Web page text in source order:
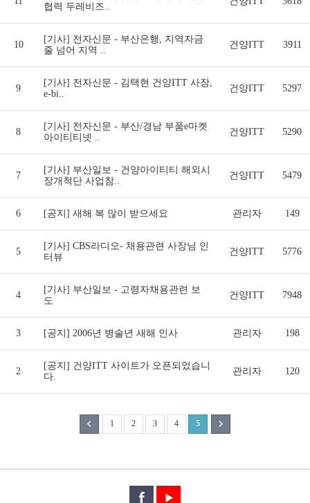
협력 두레비즈..
10
[기사] 전자신문 - 부산은행, 지역자금
줄 넘어 지역 ..
건양ITT 3911
9
[기사] 전자신문 - 김택현 건양ITT 사장,
e-bi..
건양ITT 5297
8
[기사] 전자신문 - 부산/경남 부품e마켓
아이티티넷 ..
건양ITT 5290
7
[기사] 부산일보 - 건양아이티티 해외시
장개척단 사업참..
건양ITT 5479
6 [공지] 새해 복 많이 받으세요 관리자 149
5
[기사] CBS라디오- 채용관련 사장님 인
터뷰
건양ITT 5776
4
[기사] 부산일보 - 고령자채용관련 보
도
건양ITT 7948
3 [공지] 2006년 병술년 새해 인사 관리자 198
2
[공지] 건양ITT 사이트가 오픈되었습니
다.
관리자 120
1 2 3 4 5